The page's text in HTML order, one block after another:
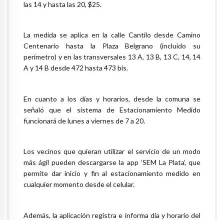
las 14 y hasta las 20, $25.
La medida se aplica en la calle Cantilo desde Camino
Centenario hasta la Plaza Belgrano (incluido su
perímetro) y en las transversales 13 A, 13 B, 13 C, 14, 14
A y 14 B desde 472 hasta 473 bis.
En cuanto a los días y horarios, desde la comuna se
señaló que el sistema de Estacionamiento Medido
funcionará de lunes a viernes de 7 a 20.
Los vecinos que quieran utilizar el servicio de un modo
más ágil pueden descargarse la app ‘SEM La Plata’, que
permite dar inicio y fin al estacionamiento medido en
cualquier momento desde el celular.
Además, la aplicación registra e informa día y horario del